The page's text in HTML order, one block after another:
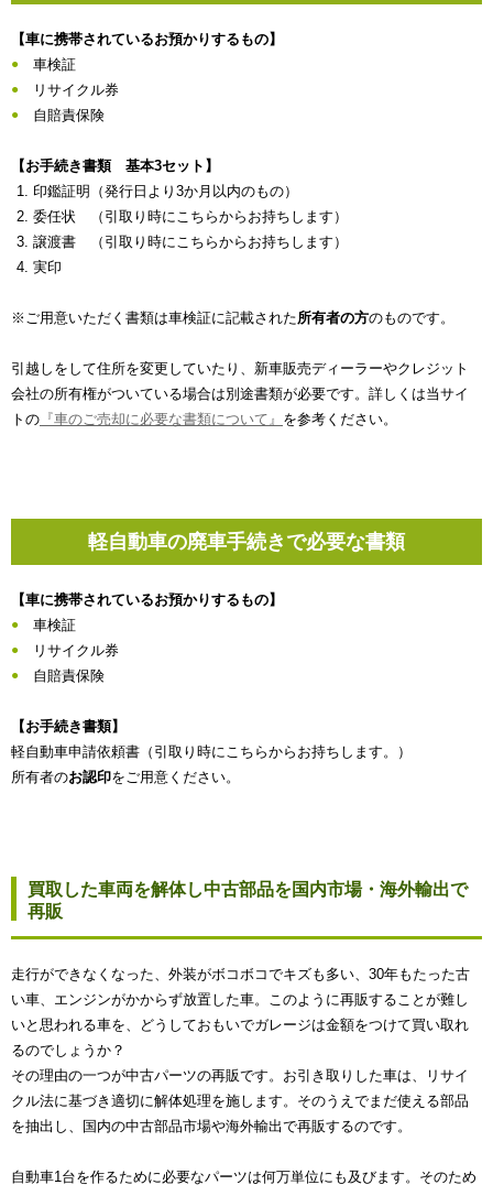
【車に携帯されているお預かりするもの】
車検証
リサイクル券
自賠責保険
【お手続き書類 基本3セット】
印鑑証明（発行日より3か月以内のもの）
委任状 （引取り時にこちらからお持ちします）
譲渡書 （引取り時にこちらからお持ちします）
実印
※ご用意いただく書類は車検証に記載された所有者の方のものです。
引越しをして住所を変更していたり、新車販売ディーラーやクレジット
会社の所有権がついている場合は別途書類が必要です。詳しくは当サイ
トの 『車のご売却に必要な書類について』 を参考ください。
軽自動車の廃車手続きで必要な書類
【車に携帯されているお預かりするもの】
車検証
リサイクル券
自賠責保険
【お手続き書類】
軽自動車申請依頼書（引取り時にこちらからお持ちします。）
所有者のお認印をご用意ください。
買取した車両を解体し中古部品を国内市場・海外輸出で
再販
走行ができなくなった、外装がボコボコでキズも多い、30年もたった古
い車、エンジンがかからず放置した車。このように再販することが難し
いと思われる車を、どうしておもいでガレージは金額をつけて買い取れ
るのでしょうか？
その理由の一つが中古パーツの再販です。お引き取りした車は、リサイ
クル法に基づき適切に解体処理を施します。そのうえでまだ使える部品
を抽出し、国内の中古部品市場や海外輸出で再販するのです。
自動車1台を作るために必要なパーツは何万単位にも及びます。そのため